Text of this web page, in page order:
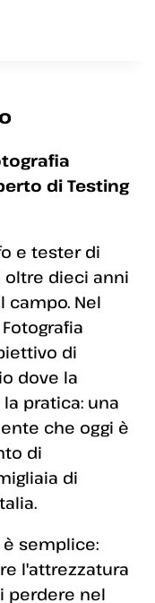
di Testing
e tester di
dieci anni
campo. Nel
di
dove la
pratica: una
che oggi è
di
di
semplice:
l'attrezzatura
perdere nel